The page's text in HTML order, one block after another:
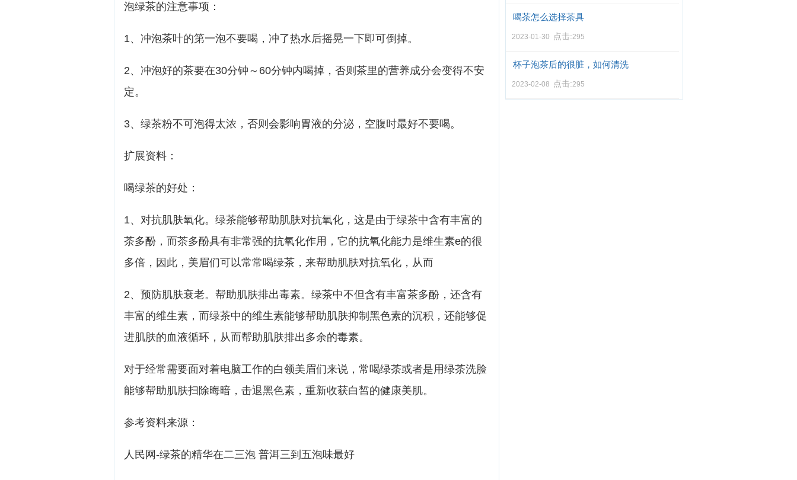
泡绿茶的注意事项：
1、冲泡茶叶的第一泡不要喝，冲了热水后摇晃一下即可倒掉。
2、冲泡好的茶要在30分钟～60分钟内喝掉，否则茶里的营养成分会变得不安
定。
3、绿茶粉不可泡得太浓，否则会影响胃液的分泌，空腹时最好不要喝。
扩展资料：
喝绿茶的好处：
1、对抗肌肤氧化。绿茶能够帮助肌肤对抗氧化，这是由于绿茶中含有丰富的
茶多酚，而茶多酚具有非常强的抗氧化作用，它的抗氧化能力是维生素e的很
多倍，因此，美眉们可以常常喝绿茶，来帮助肌肤对抗氧化，从而
2、预防肌肤衰老。帮助肌肤排出毒素。绿茶中不但含有丰富茶多酚，还含有
丰富的维生素，而绿茶中的维生素能够帮助肌肤抑制黑色素的沉积，还能够促
进肌肤的血液循环，从而帮助肌肤排出多余的毒素。
对于经常需要面对着电脑工作的白领美眉们来说，常喝绿茶或者是用绿茶洗脸
能够帮助肌肤扫除晦暗，击退黑色素，重新收获白皙的健康美肌。
参考资料来源：
人民网-绿茶的精华在二三泡 普洱三到五泡味最好
喝茶怎么选择茶具
2023-01-30 点击:295
杯子泡茶后的很脏，如何清洗
2023-02-08 点击:295